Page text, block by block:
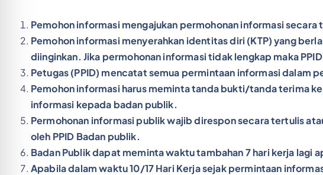
Pemohon informasi mengajukan permohonan informasi secara
Pemohon informasi menyerahkan identitas diri (KTP) yang
diinginkan. Jika permohonan informasi tidak lengkap maka
Petugas (PPID) mencatat semua permintaan informasi dalam
Pemohon informasi harus meminta tanda bukti/tanda terima
informasi kepada badan publik.
Permohonan informasi publik wajib direspon secara tertulis
oleh PPID Badan publik.
Badan Publik dapat meminta waktu tambahan 7 hari kerja lagi
Apabila dalam waktu 10/17 Hari Kerja sejak permintaan